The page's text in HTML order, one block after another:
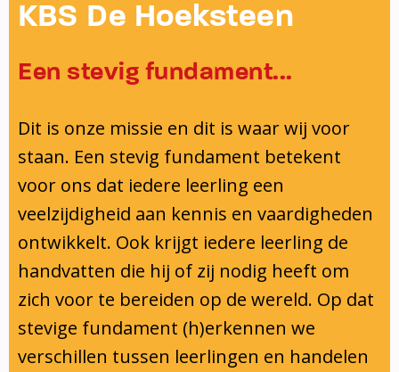
Onderwijsinspectie
KBS De Hoeksteen
Een stevig fundament...
Dit is onze missie en dit is waar wij voor
staan. Een stevig fundament betekent
voor ons dat iedere leerling een
veelzijdigheid aan kennis en vaardigheden
ontwikkelt. Ook krijgt iedere leerling de
handvatten die hij of zij nodig heeft om
zich voor te bereiden op de wereld. Op dat
stevige fundament (h)erkennen we
verschillen tussen leerlingen en handelen